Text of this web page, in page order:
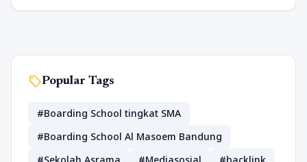
sellPopular Tags
#Boarding School tingkat SMA
#Boarding School Al Masoem Bandung
#Sekolah Asrama
#Mediasosial
#backlink